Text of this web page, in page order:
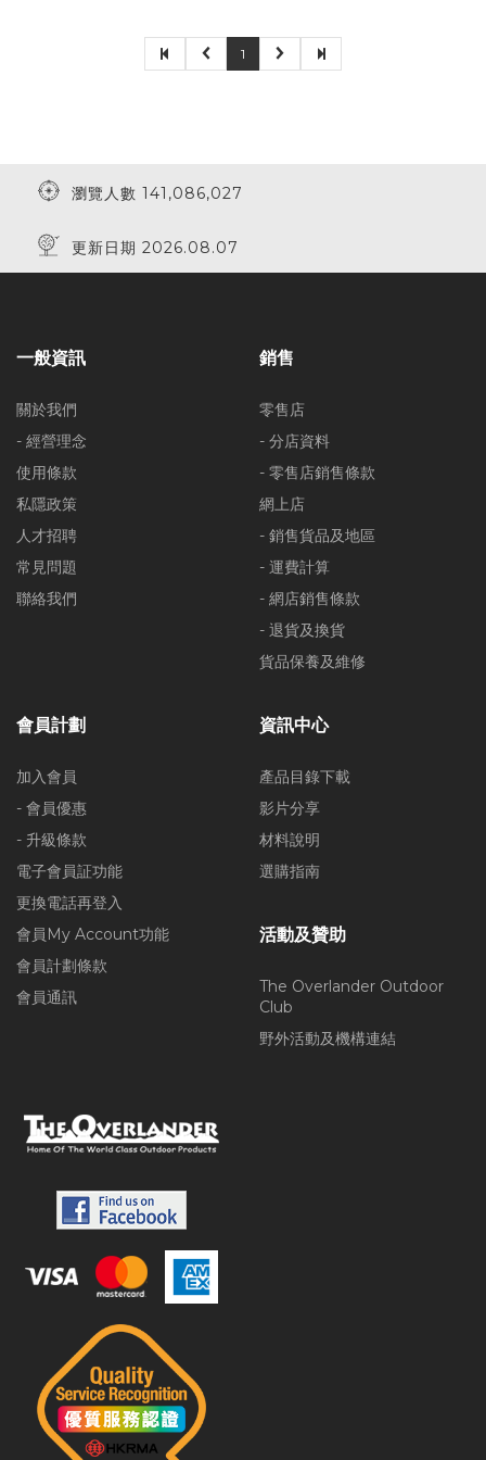
1
瀏覽人數 141,086,027
更新日期 2026.08.07
一般資訊
關於我們
- 經營理念
使用條款
私隱政策
人才招聘
常見問題
聯絡我們
銷售
零售店
- 分店資料
- 零售店銷售條款
網上店
- 銷售貨品及地區
- 運費計算
- 網店銷售條款
- 退貨及換貨
貨品保養及維修
會員計劃
加入會員
- 會員優惠
- 升級條款
電子會員証功能
更換電話再登入
會員My Account功能
會員計劃條款
會員通訊
資訊中心
產品目錄下載
影片分享
材料說明
選購指南
活動及贊助
The Overlander Outdoor
Club
野外活動及機構連結